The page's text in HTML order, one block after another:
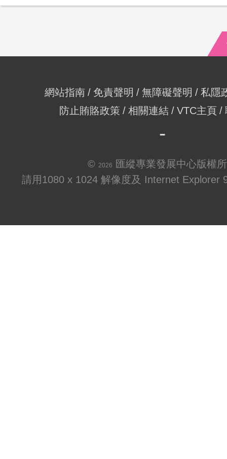
網站指南 免責聲明 無障礙聲明
私隱
防止賄賂政策
相關連結 VTC主頁
© 2026
匯縱專業發展中心版權
請用1080 x 1024 解像度及 Internet Explorer